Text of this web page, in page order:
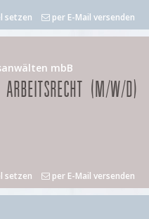
setzen per E-Mail versenden
mbB
(M/W/D)
setzen per E-Mail versenden